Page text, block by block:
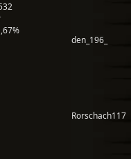
den_196_
Rorschach117